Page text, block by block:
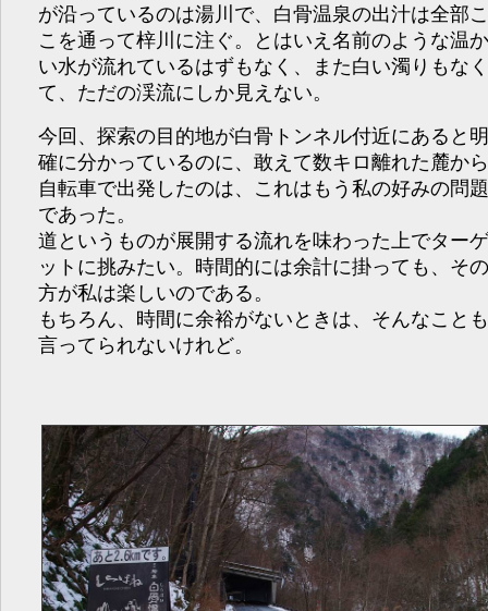
が沿っているのは湯川で、白骨温泉の出汁は全部
こを通って梓川に注ぐ。とはいえ名前のような温
い水が流れているはずもなく、また白い濁りもな
て、ただの渓流にしか見えない。
今回、探索の目的地が白骨トンネル付近にあると
確に分かっているのに、敢えて数キロ離れた麓か
自転車で出発したのは、これはもう私の好みの問
であった。
道というものが展開する流れを味わった上でター
ットに挑みたい。時間的には余計に掛っても、そ
方が私は楽しいのである。
もちろん、時間に余裕がないときは、そんなこと
言ってられないけれど。